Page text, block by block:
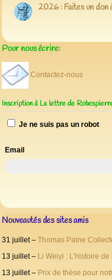
2026 : Faites un don
Pour nous écrire:
Contactez-nous
Inscription à La lettre de
Je ne suis pas un robot
Email
Nouveautés des sites amis
31 juillet – Thomas Paine
13 juillet – Li Weiyi : L’histoire
13 juillet – Prix de thèse pour